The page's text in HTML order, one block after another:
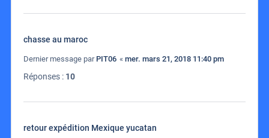
chasse au maroc
Dernier message par PIT06 « mer. mars 21, 2018 11:40 pm
Réponses : 10
retour expédition Mexique yucatan